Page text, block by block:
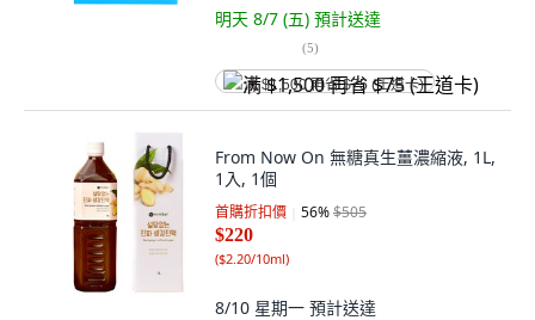
明天 8/7 (五) 預計送達
(5)
满 $1,500 再省 $75 (王道卡)
From Now On 無糖真生薑濃縮液, 1L,
1入, 1個
首購折扣價 56%$505
$220
($2.20/10ml)
8/10 星期一 預計送達